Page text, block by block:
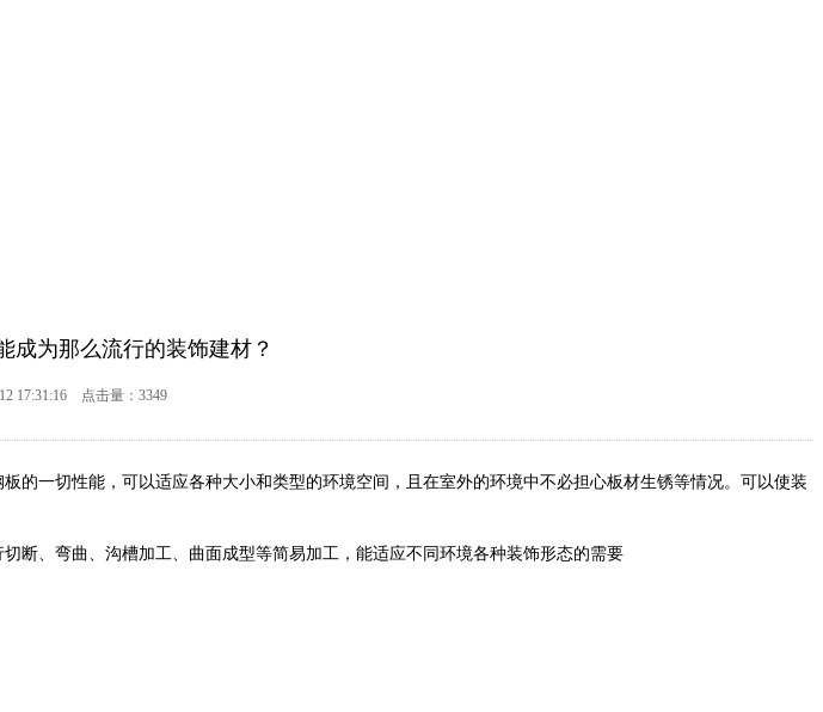
成为那么流行的装饰建材？
17:31:16 点击量：3349
的一切性能，可以适应各种大小和类型的环境空间，且在室外的环境中不必担心板材生锈等情况。可以使装
断、弯曲、沟槽加工、曲面成型等简易加工，能适应不同环境各种装饰形态的需要